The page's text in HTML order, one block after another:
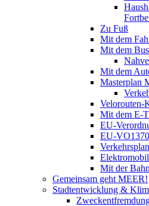
Zu Fuß
Mit dem
Mit dem Bus
Mit dem
Masterplan
Velorouten-
Mit dem E-
EU-
EU-
Mit der Bahn
Gemeinsam geht MEER!
Stadtentwicklung &